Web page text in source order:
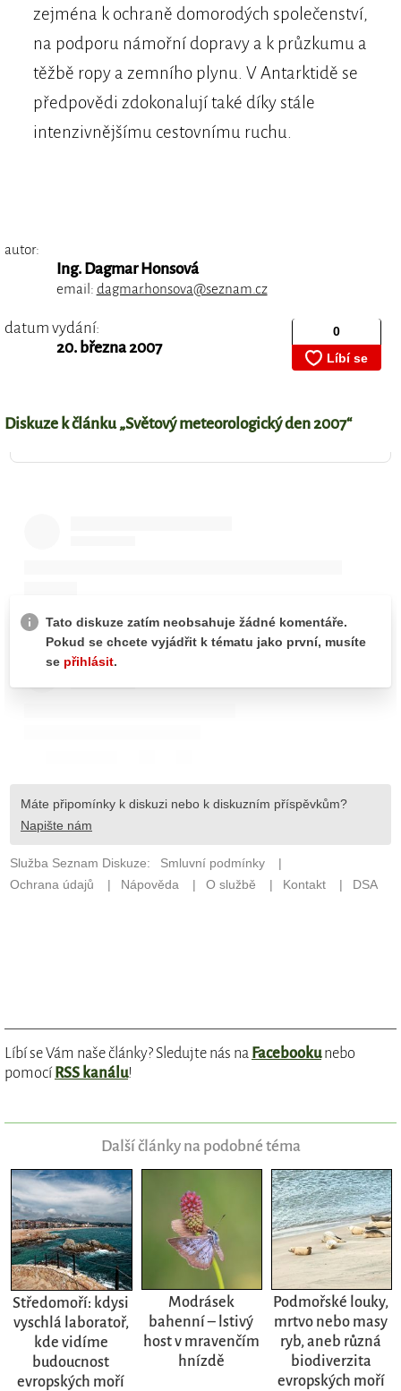
zejména k ochraně domorodých společenství,
na podporu námořní dopravy a k průzkumu a
těžbě ropy a zemního plynu. V Antarktidě se
předpovědi zdokonalují také díky stále
intenzivnějšímu cestovnímu ruchu.
autor:
Ing. Dagmar Honsová
email: dagmar.honsova@seznam.cz
datum vydání:
20. března 2007
Diskuze k článku „Světový meteorologický den 2007“
Líbí se Vám naše články? Sledujte nás na Facebookunebo
pomocíRSS kanálu!
Další články na podobné téma
Středomoří: kdysi
vyschlá laboratoř,
kde vidíme
budoucnost
evropských moří
Modrásek
bahenní – lstivý
host v mravenčím
hnízdě
Podmořské louky,
mrtvo nebo masy
ryb, aneb různá
biodiverzita
evropských moří